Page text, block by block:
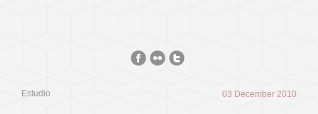
Estudio 03 December 2010